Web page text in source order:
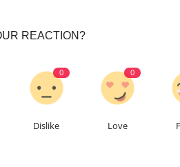
REACTION?
0
Dislike
0
Love